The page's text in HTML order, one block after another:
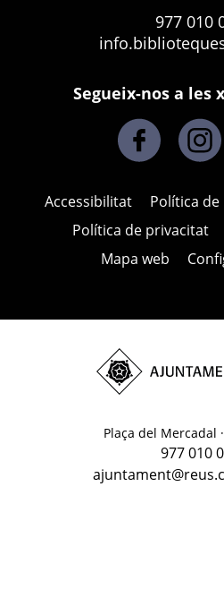
977 010
Segueix-nos a les
Facebook
Accessibilitat Política de
Política de privacitat
Mapa web
Ves a la web de
Plaça del Mercadal
977 010